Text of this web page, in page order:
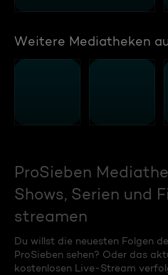
Weitere Mediatheken
ProSieben
Shows, Serien und
streamen
Du willst die neuesten Folgen
ProSieben sehen? Oder das
kostenlosen Live-Stream